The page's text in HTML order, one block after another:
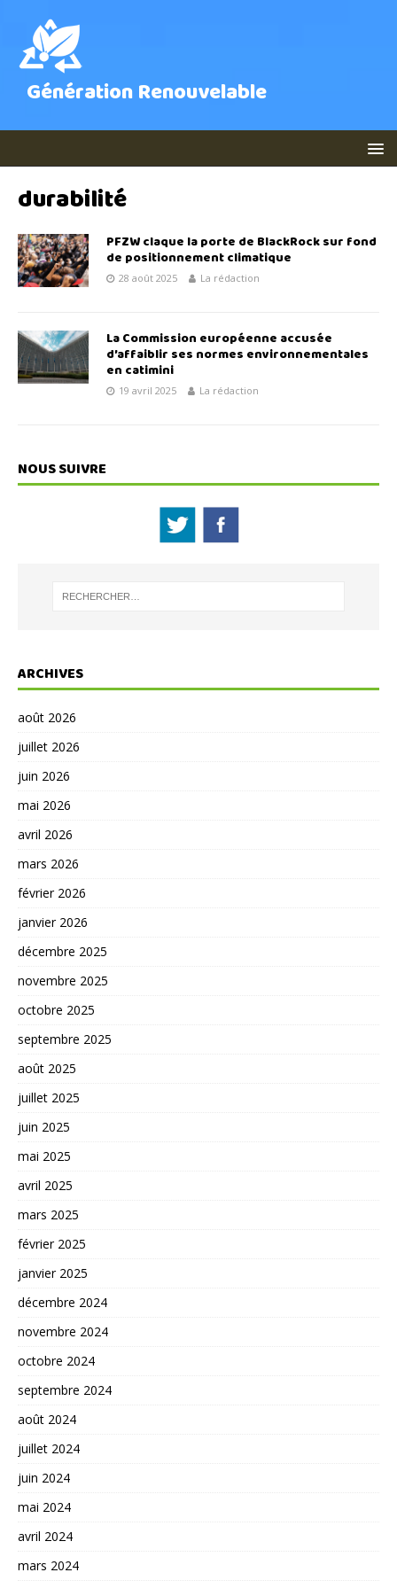
Génération Renouvelable
durabilité
PFZW claque la porte de BlackRock sur fond
de positionnement climatique
28 août 2025 La rédaction
La Commission européenne accusée
d’affaiblir ses normes environnementales
en catimini
19 avril 2025 La rédaction
NOUS SUIVRE
ARCHIVES
août 2026
juillet 2026
juin 2026
mai 2026
avril 2026
mars 2026
février 2026
janvier 2026
décembre 2025
novembre 2025
octobre 2025
septembre 2025
août 2025
juillet 2025
juin 2025
mai 2025
avril 2025
mars 2025
février 2025
janvier 2025
décembre 2024
novembre 2024
octobre 2024
septembre 2024
août 2024
juillet 2024
juin 2024
mai 2024
avril 2024
mars 2024